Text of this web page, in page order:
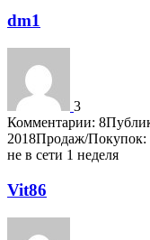
dm1
3
Комментарии: 8
2018Продаж/Покупок:
не в сети 1 неделя
Vit86